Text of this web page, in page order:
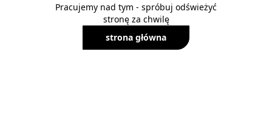
Pracujemy nad tym - spróbuj odświeżyć
stronę za chwilę
strona główna